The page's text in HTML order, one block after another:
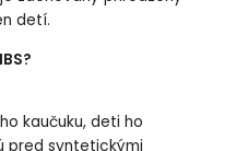
detí.
kaučuku, deti ho
pred syntetickými